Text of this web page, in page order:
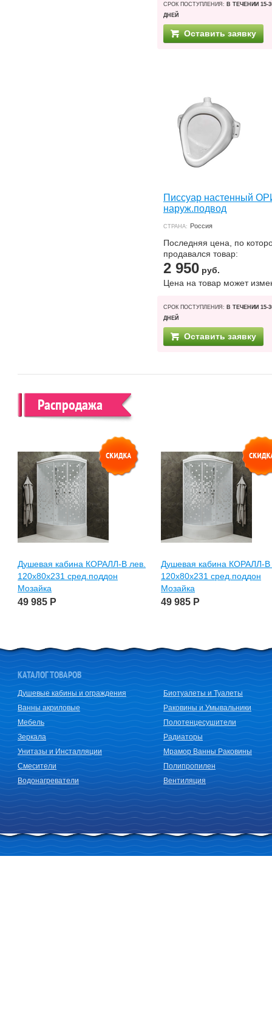
СРОК ПОСТУПЛЕНИЯ: В ТЕЧЕНИИ 15-
ДНЕЙ
Оставить заявку
Писсуар настенный
наруж.подвод
СТРАНА: Россия
Последняя цена, по
продавался товар:
2 950 руб.
Цена на товар может
СРОК ПОСТУПЛЕНИЯ: В ТЕЧЕНИИ 15-
ДНЕЙ
Оставить заявку
Распродажа
Душевая кабина КОРАЛЛ-В лев.
120х80х231 сред.поддон
Мозайка
49 985 Р
Душевая кабина КОРАЛЛ-В
120х80х231 сред.поддон
Мозайка
49 985 Р
КАТАЛОГ ТОВАРОВ
Душевые кабины и ограждения
Ванны акриловые
Мебель
Зеркала
Унитазы и Инсталляции
Смесители
Водонагреватели
Биотуалеты и Туалеты
Раковины и Умывальники
Полотенцесушители
Радиаторы
Мрамор Ванны Раковины
Полипропилен
Вентиляция